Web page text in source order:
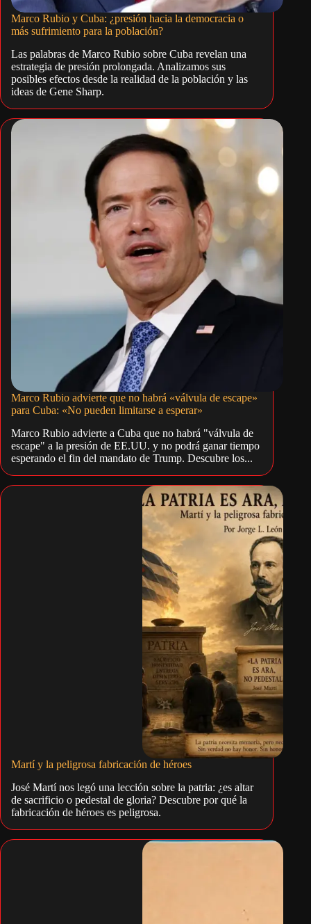
Marco Rubio y Cuba: ¿presión hacia la democracia o
más sufrimiento para la población?
Las palabras de Marco Rubio sobre Cuba revelan una
estrategia de presión prolongada. Analizamos sus
posibles efectos desde la realidad de la población y las
ideas de Gene Sharp.
Marco Rubio advierte que no habrá «válvula de escape»
para Cuba: «No pueden limitarse a esperar»
Marco Rubio advierte a Cuba que no habrá "válvula de
escape" a la presión de EE.UU. y no podrá ganar tiempo
esperando el fin del mandato de Trump. Descubre los...
Martí y la peligrosa fabricación de héroes
José Martí nos legó una lección sobre la patria: ¿es altar
de sacrificio o pedestal de gloria? Descubre por qué la
fabricación de héroes es peligrosa.